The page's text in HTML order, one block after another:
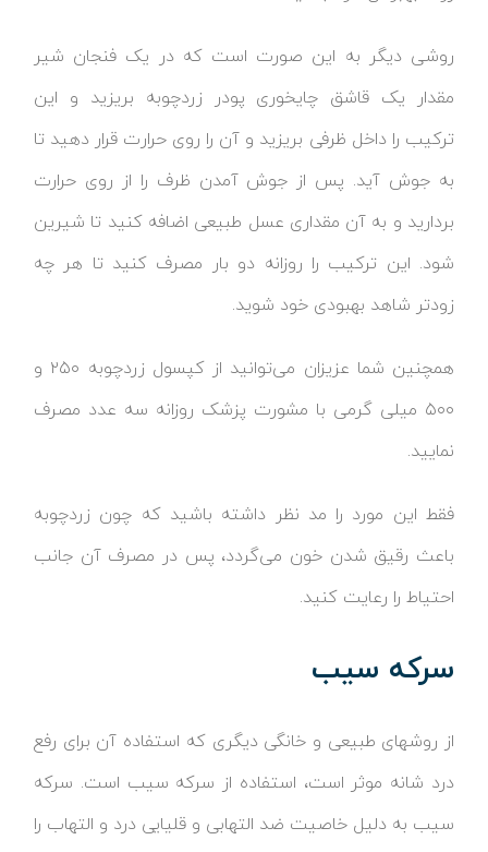
روشی دیگر به این صورت است که در یک فنجان شیر
مقدار یک قاشق چایخوری پودر زردچوبه بریزید و این
ترکیب را داخل ظرفی بریزید و آن را روی حرارت قرار دهید تا
به جوش آید. پس از جوش آمدن ظرف را از روی حرارت
بردارید و به آن مقداری عسل طبیعی اضافه کنید تا شیرین
شود. این ترکیب را روزانه دو بار مصرف کنید تا هر چه
زودتر شاهد بهبودی خود شوید.
همچنین شما عزیزان می‌توانید از کپسول زردچوبه ۲۵۰ و
۵۰۰ میلی گرمی با مشورت پزشک روزانه سه عدد مصرف
نمایید.
فقط این مورد را مد نظر داشته باشید که چون زردچوبه
باعث رقیق شدن خون می‌گردد، پس در مصرف آن جانب
احتیاط را رعایت کنید.
سرکه سیب
از روشهای طبیعی و خانگی دیگری که استفاده آن برای رفع
درد شانه موثر است، استفاده از سرکه سیب است. سرکه
سیب به دلیل خاصیت ضد التهابی و قلیایی درد و التهاب را